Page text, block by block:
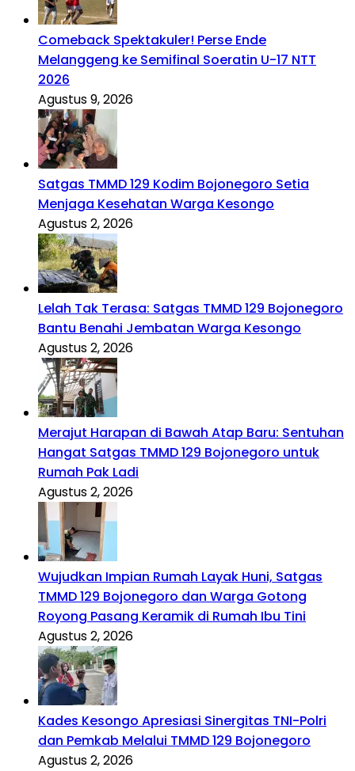
Comeback Spektakuler! Perse Ende
Melanggeng ke Semifinal Soeratin U-17 NTT
2026
Agustus 9, 2026
Satgas TMMD 129 Kodim Bojonegoro Setia
Menjaga Kesehatan Warga Kesongo
Agustus 2, 2026
Lelah Tak Terasa: Satgas TMMD 129 Bojonegoro
Bantu Benahi Jembatan Warga Kesongo
Agustus 2, 2026
Merajut Harapan di Bawah Atap Baru: Sentuhan
Hangat Satgas TMMD 129 Bojonegoro untuk
Rumah Pak Ladi
Agustus 2, 2026
Wujudkan Impian Rumah Layak Huni, Satgas
TMMD 129 Bojonegoro dan Warga Gotong
Royong Pasang Keramik di Rumah Ibu Tini
Agustus 2, 2026
Kades Kesongo Apresiasi Sinergitas TNI-Polri
dan Pemkab Melalui TMMD 129 Bojonegoro
Agustus 2, 2026